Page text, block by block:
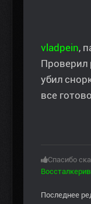
vladpein,
Проверил
убил
все
Спасибо
Последнее